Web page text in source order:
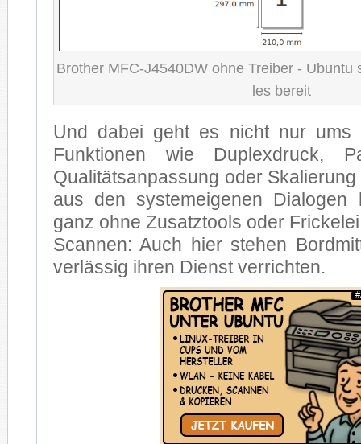
Brot­her MFC-J4540DW oh­ne Trei­ber -
les be­reit
Und da­bei geht es nicht nur ums
Funk­tio­nen wie Du­plex­druck,
Qua­li­täts­an­pas­sung oder
aus den sys­tem­ei­ge­nen Dia­lo­gen
ganz oh­ne Zu­satz­tools oder
Scan­nen: Auch hier ste­hen
ver­läs­sig ih­ren Dienst ver­rich­ten.